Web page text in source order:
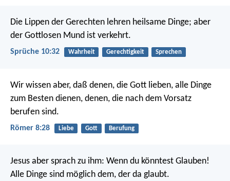
Die Lippen der Gerechten lehren heilsame Dinge; aber
der Gottlosen Mund ist verkehrt.
Sprüche 10:32 Wahrheit Gerechtigkeit Sprechen
Wir wissen aber, daß denen, die Gott lieben, alle Dinge
zum Besten dienen, denen, die nach dem Vorsatz
berufen sind.
Römer 8:28 Liebe Gott Berufung
Jesus aber sprach zu ihm: Wenn du könntest Glauben!
Alle Dinge sind möglich dem, der da glaubt.